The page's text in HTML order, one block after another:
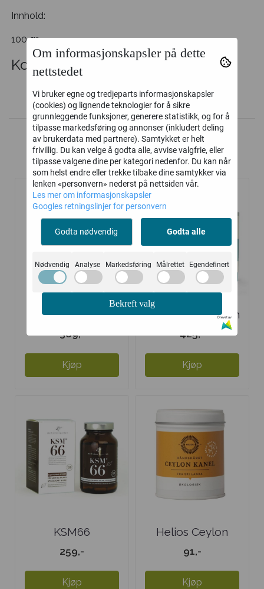
Innhold:
100 gr
Kommentarer
Kunder kjøpte også
Bio Life Bio
389,-
Kjøp
SHIFT Magnesium
425,-
Kjøp
KSM66
Ashwagandha 300
259,-
Kjøp
Helios Ceylon
Kanel - stor
91,-
Kjøp
Om informasjonskapsler på dette
nettstedet
Vi bruker egne og tredjeparts informasjonskapsler
(cookies) og lignende teknologier for å sikre
grunnleggende funksjoner, generere statistikk, og for å
tilpasse markedsføring og annonser (inkludert deling
av brukerdata med partnere). Samtykket er helt
frivillig. Du kan velge å godta alle, avvise valgfrie, eller
tilpasse valgene dine per kategori nedenfor. Du kan når
som helst endre eller trekke tilbake dine samtykker via
lenken «personvern» nederst på nettsiden vår.
Les mer om informasjonskapsler
Googles retningslinjer for personvern
Godta nødvendig Godta alle
Nødvendig Analyse Markedsføring Målrettet Egendefinert
Bekreft valg
Drevet av